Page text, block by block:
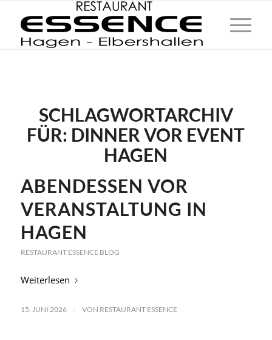
SCHLAGWORTARCHIV
FÜR: DINNER VOR EVENT
HAGEN
ABENDESSEN VOR
VERANSTALTUNG IN
HAGEN
RESTAURANT ESSENCE BLOG
Weiterlesen
15. JUNI 2026 / VON RESTAURANT ESSENCE